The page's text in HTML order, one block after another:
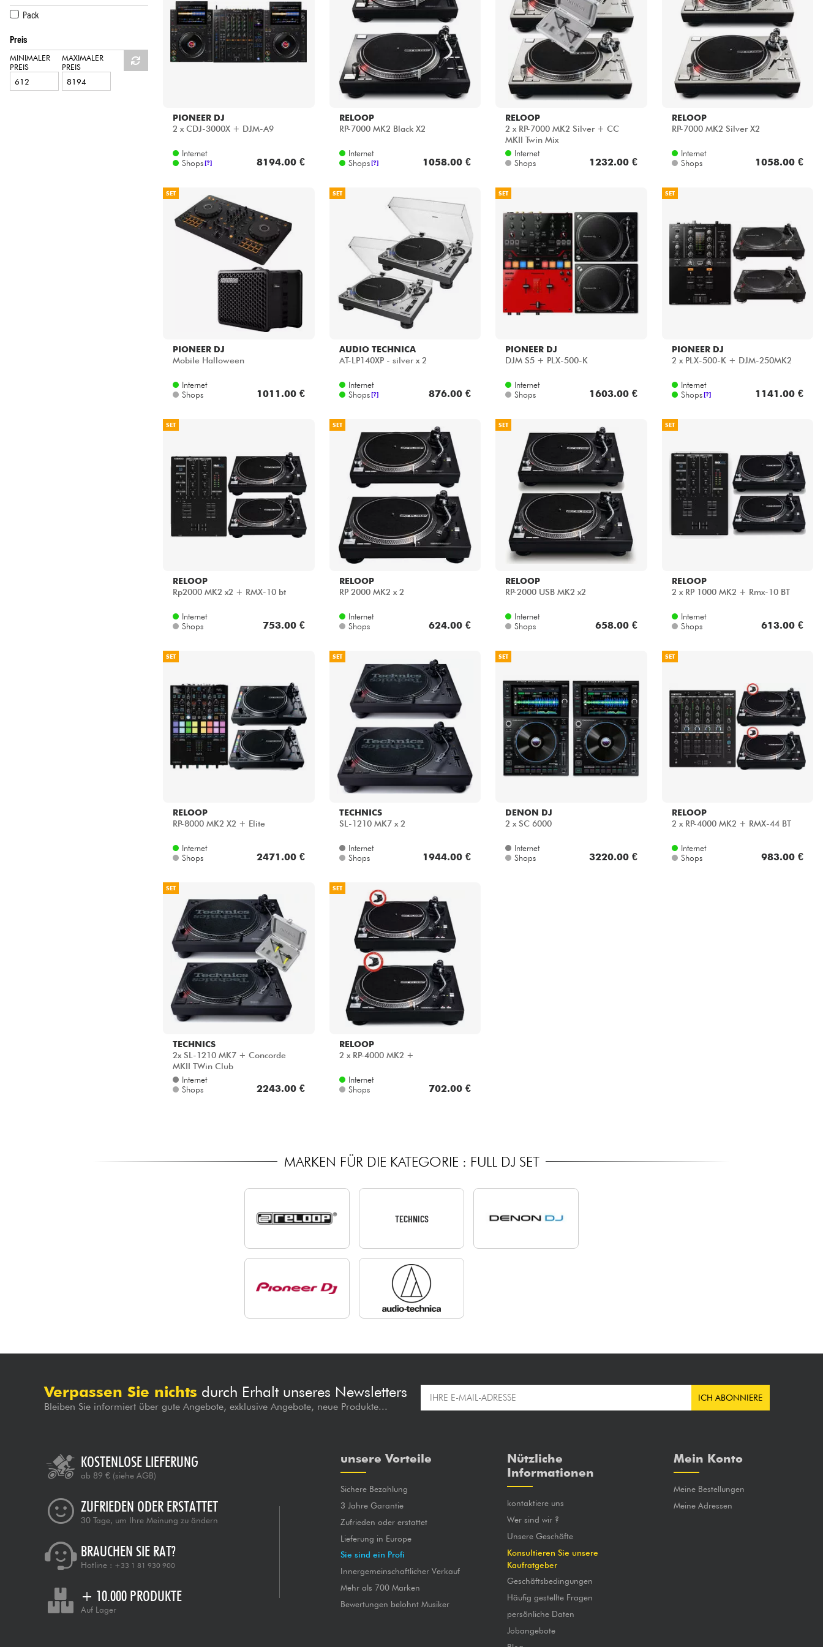
Sehen Sie sich unsere Marken an
PIONEER DJ
TECHNICS
Pack
Preis
MINIMALER
PREIS
MAXIMALER
PREIS
PIONEER DJ
2 x CDJ-3000X + DJM-A9
Internet
Shops [?] 8194.00 €
RELOOP
RP-7000 MK2 Black X2
Internet
Shops [?] 1058.00 €
RELOOP
2 x RP-7000 MK2 Silver + CC
MKII Twin Mix
Internet
Shops
1232.00 €
RELOOP
RP-7000 MK2 Silver X2
Internet
Shops
1058.00 €
SET
PIONEER DJ
Mobile Halloween
Internet
Shops
1011.00 €
SET
AUDIO TECHNICA
AT-LP140XP - silver x 2
Internet
Shops [?] 876.00 €
SET
PIONEER DJ
DJM S5 + PLX-500-K
Internet
Shops
1603.00 €
SET
PIONEER DJ
2 x PLX-500-K + DJM-250MK2
Internet
Shops [?] 1141.00 €
SET
RELOOP
Rp2000 MK2 x2 + RMX-10 bt
Internet
Shops
753.00 €
SET
RELOOP
RP 2000 MK2 x 2
Internet
Shops
624.00 €
SET
RELOOP
RP-2000 USB MK2 x2
Internet
Shops
658.00 €
SET
RELOOP
2 x RP 1000 MK2 + Rmx-10 BT
Internet
Shops
613.00 €
SET
RELOOP
RP-8000 MK2 X2 + Elite
Internet
Shops
2471.00 €
SET
TECHNICS
SL-1210 MK7 x 2
Internet
Shops
1944.00 €
SET
DENON DJ
2 x SC 6000
Internet
Shops
3220.00 €
SET
RELOOP
2 x RP-4000 MK2 + RMX-44 BT
Internet
Shops
983.00 €
SET
TECHNICS
2x SL-1210 MK7 + Concorde
MKII TWin Club
Internet
Shops
2243.00 €
SET
RELOOP
2 x RP-4000 MK2 +
Internet
Shops
702.00 €
MARKEN FÜR DIE KATEGORIE : FULL DJ SET
TECHNICS
Verpassen Sie nichts durch Erhalt unseres Newsletters
Bleiben Sie informiert über gute Angebote, exklusive Angebote, neue Produkte...
ICH ABONNIERE
KOSTENLOSE LIEFERUNG
ab 89 € (siehe AGB)
ZUFRIEDEN ODER ERSTATTET
30 Tage, um Ihre Meinung zu ändern
BRAUCHEN SIE RAT?
Hotline : +33 1 81 930 900
+ 10.000 PRODUKTE
Auf Lager
unsere Vorteile
Sichere Bezahlung
3 Jahre Garantie
Zufrieden oder erstattet
Lieferung in Europe
Sie sind ein Profi
Innergemeinschaftlicher Verkauf
Mehr als 700 Marken
Bewertungen belohnt Musiker
Nützliche
Informationen
kontaktiere uns
Wer sind wir ?
Unsere Geschäfte
Konsultieren Sie unsere
Kaufratgeber
Geschäftsbedingungen
Häufig gestellte Fragen
persönliche Daten
Jobangebote
Mein Konto
Meine Bestellungen
Meine Adressen